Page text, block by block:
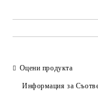
Оцени продукта
Информация за